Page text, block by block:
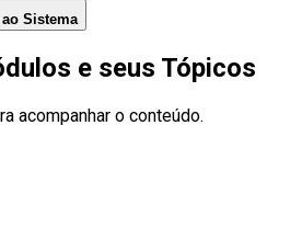
Sistema
e seus Tópicos
acompanhar o conteúdo.